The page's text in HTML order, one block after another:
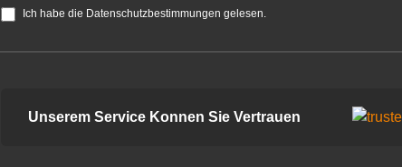
Ich habe die Datenschutzbestimmungen gelesen.
Unserem Service Konnen Sie Vertrauen